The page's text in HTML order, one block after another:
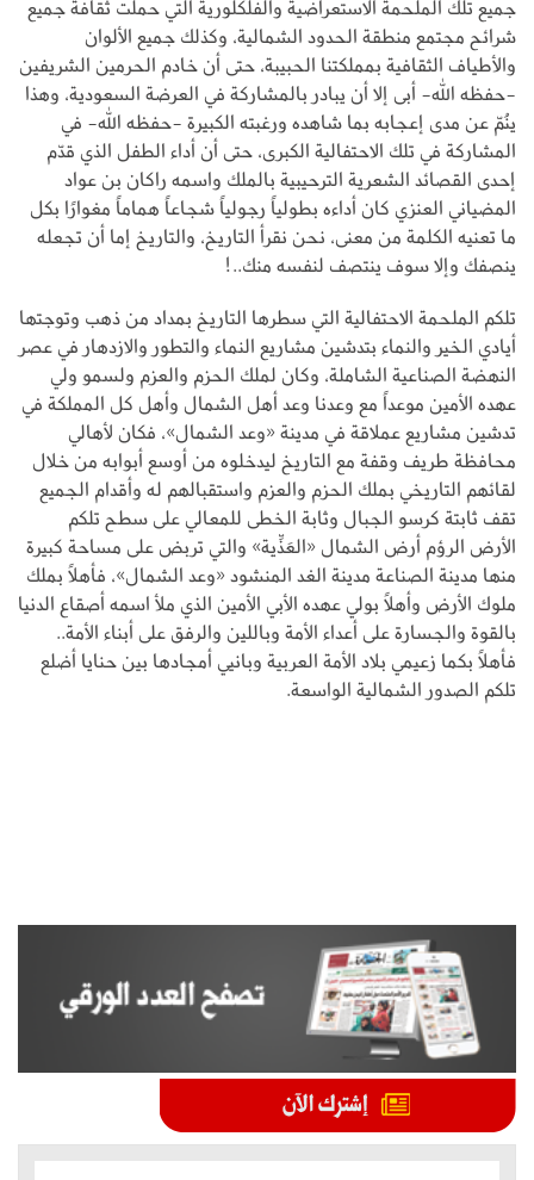
جميع تلك الملحمة الاستعراضية والفلكلورية التي حملت ثقافة جميع
شرائح مجتمع منطقة الحدود الشمالية، وكذلك جميع الألوان
والأطياف الثقافية بمملكتنا الحبيبة، حتى أن خادم الحرمين الشريفين
-حفظه الله- أبى إلا أن يبادر بالمشاركة في العرضة السعودية، وهذا
ينُمّ عن مدى إعجابه بما شاهده ورغبته الكبيرة -حفظه الله- في
المشاركة في تلك الاحتفالية الكبرى، حتى أن أداء الطفل الذي قدّم
إحدى القصائد الشعرية الترحيبية بالملك واسمه راكان بن عواد
المضياني العنزي كان أداءه بطولياً رجولياً شجاعاً هماماً مغوارًا بكل
ما تعنيه الكلمة من معنى، نحن نقرأ التاريخ، والتاريخ إما أن تجعله
ينصفك وإلا سوف ينتصف لنفسه منك..!
تلكم الملحمة الاحتفالية التي سطرها التاريخ بمداد من ذهب وتوجتها
أيادي الخير والنماء بتدشين مشاريع النماء والتطور والازدهار في عصر
النهضة الصناعية الشاملة، وكان لملك الحزم والعزم ولسمو ولي
عهده الأمين موعداً مع وعدنا وعد أهل الشمال وأهل كل المملكة في
تدشين مشاريع عملاقة في مدينة «وعد الشمال»، فكان لأهالي
محافظة طريف وقفة مع التاريخ ليدخلوه من أوسع أبوابه من خلال
لقائهم التاريخي بملك الحزم والعزم واستقبالهم له وأقدام الجميع
تقف ثابتة كرسو الجبال وثابة الخطى للمعالي على سطح تلكم
الأرض الرؤم أرض الشمال «العَذِّية» والتي تربض على مساحة كبيرة
منها مدينة الصناعة مدينة الغد المنشود «وعد الشمال»، فأهلاً بملك
ملوك الأرض وأهلاً بولي عهده الأبي الأمين الذي ملأ اسمه أصقاع الدنيا
بالقوة والجسارة على أعداء الأمة وباللين والرفق على أبناء الأمة..
فأهلاً بكما زعيمي بلاد الأمة العربية وبانيي أمجادها بين حنايا أضلع
تلكم الصدور الشمالية الواسعة.